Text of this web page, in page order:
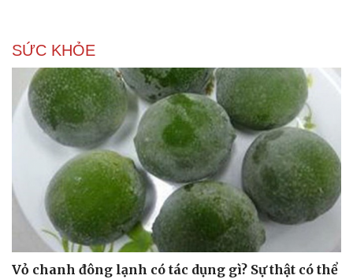
SỨC KHỎE
Vỏ chanh đông lạnh có tác dụng gì? Sự thật có thể